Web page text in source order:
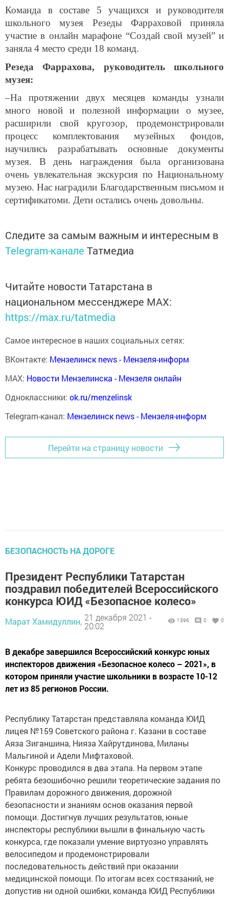
Команда в составе 5 учащихся и руководителя
школьного музея Резеды Фарраховой приняла
участие в онлайн марафоне “Создай свой музей” и
заняла 4 место среди 18 команд.
Резеда Фаррахова, руководитель школьного
музея:
–На протяжении двух месяцев команды узнали
много новой и полезной информации о музее,
расширили свой кругозор, продемонстрировали
процесс комплектования музейных фондов,
научились разрабатывать основные документы
музея. В день награждения была организована
очень увлекательная экскурсия по Национальному
музею. Нас наградили Благодарственным письмом и
сертификатоми. Дети остались очень довольны.
Следите за самым важным и интересным в
Telegram-канале Татмедиа
Читайте новости Татарстана в
национальном мессенджере MАХ:
https://max.ru/tatmedia
Самое интересное в наших социальных сетях:
ВКонтакте: Мензелинск news - Мензеля-информ
MAX: Новости Мензелинска - Мензеля онлайн
Одноклассники: ok.ru/menzelinsk
Telegram-канал: Мензелинск news - Мензеля-информ
Перейти на страницу новости
БЕЗОПАСНОСТЬ НА ДОРОГЕ
Президент Республики Татарстан
поздравил победителей Всероссийского
конкурса ЮИД «Безопасное колесо»
Марат Хамидуллин, 21 декабря 2021 -
20:02
1396 0 0
В декабре завершился Всероссийский конкурс юных
инспекторов движения «Безопасное колесо – 2021», в
котором приняли участие школьники в возрасте 10-12
лет из 85 регионов России.
Республику Татарстан представляла команда ЮИД
лицея №159 Советского района г. Казани в составе
Аяза Зиганшина, Нияза Хайрутдинова, Миланы
Мальгиной и Адели Мифтаховой.
Конкурс проводился в два этапа. На первом этапе
ребята безошибочно решили теоретические задания по
Правилам дорожного движения, дорожной
безопасности и знаниям основ оказания первой
помощи. Достигнув лучших результатов, юные
инспекторы республики вышли в финальную часть
конкурса, где показали умение виртуозно управлять
велосипедом и продемонстрировали
последовательность действий при оказании
медицинской помощи. По итогам всех состязаний, не
допустив ни одной ошибки, команда ЮИД Республики